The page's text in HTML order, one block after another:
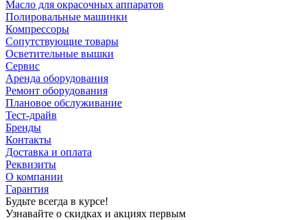
Масло для окрасочных аппаратов
Полировальные машинки
Компрессоры
Сопутствующие товары
Осветительные вышки
Сервис
Аренда оборудования
Ремонт оборудования
Плановое обслуживание
Тест-драйв
Бренды
Контакты
Доставка и оплата
Реквизиты
О компании
Гарантия
Будьте всегда в курсе!
Узнавайте о скидках и акциях первым